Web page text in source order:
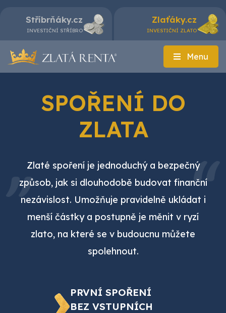
Stříbrňáky.cz
INVESTIČNÍ STŘÍBRO
Zlaťáky.cz
INVESTIČNÍ ZLATO
Menu
SPOŘENÍ DO
ZLATA
Zlaté spoření je jednoduchý a bezpečný
způsob, jak si dlouhodobě budovat finanční
nezávislost. Umožňuje pravidelně ukládat i
menší částky a postupně je měnit v ryzí
zlato, na které se v budoucnu můžete
spolehnout.
PRVNÍ SPOŘENÍ
BEZ VSTUPNÍCH